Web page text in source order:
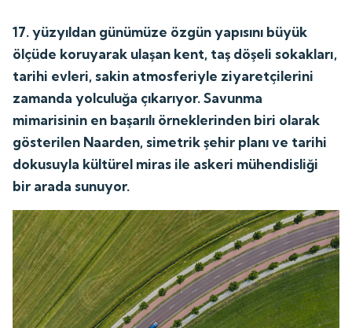
17. yüzyıldan günümüze özgün yapısını büyük
ölçüde koruyarak ulaşan kent, taş döşeli sokakları,
tarihi evleri, sakin atmosferiyle ziyaretçilerini
zamanda yolculuğa çıkarıyor. Savunma
mimarisinin en başarılı örneklerinden biri olarak
gösterilen Naarden, simetrik şehir planı ve tarihi
dokusuyla kültürel miras ile askeri mühendisliği
bir arada sunuyor.